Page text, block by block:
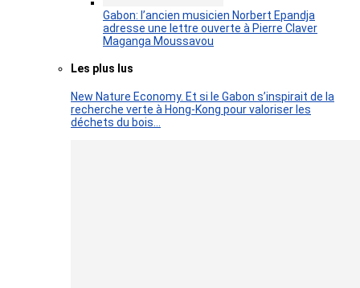
Gabon: l’ancien musicien Norbert Epandja
adresse une lettre ouverte à Pierre Claver
Maganga Moussavou
Les plus lus
New Nature Economy. Et si le Gabon s’inspirait de la
recherche verte à Hong-Kong pour valoriser les
déchets du bois…